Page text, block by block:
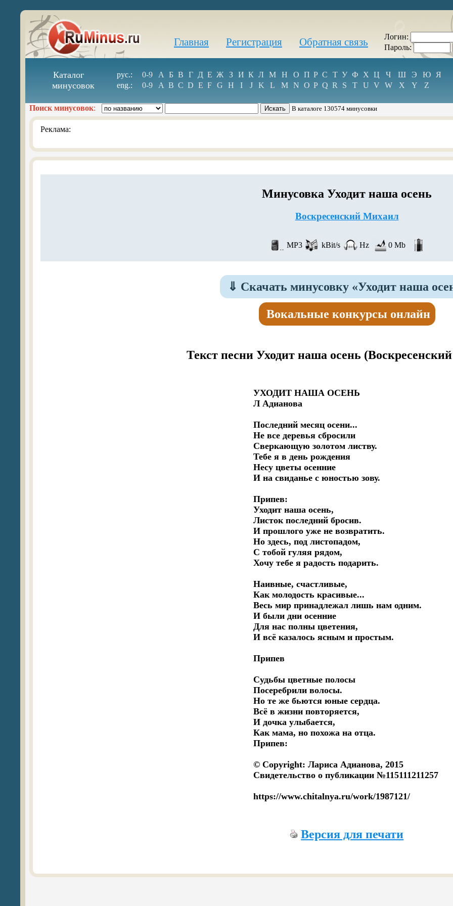
Главная Регистрация Обратная связь
Логин:
Пароль:
Каталог
минусовок
рус.: 0-9 А Б В Г Д Е Ж З И К Л М Н О П Р С Т У Ф Х Ц Ч Ш Э Ю Я
eng.:
0-9 A B C D E F G H I J K L M N O P Q R S T U V W X Y Z
Поиск минусовок: В каталоге 130574 минусовки
Реклама:
Минусовка Уходит наша осень
Воскресенский Михаил
MP3 kBit/s Hz 0 Mb
⇓ Скачать минусовку «Уходит наша
Вокальные конкурсы онлайн
Текст песни Уходит наша осень
УХОДИТ НАША ОСЕНЬ
Л Адианова
Последний месяц осени...
Не все деревья сбросили
Сверкающую золотом листву.
Тебе я в день рождения
Несу цветы осенние
И на свиданье с юностью зову.
Припев:
Уходит наша осень,
Листок последний бросив.
И прошлого уже не возвратить.
Но здесь, под листопадом,
С тобой гуляя рядом,
Хочу тебе я радость подарить.
Наивные, счастливые,
Как молодость красивые...
Весь мир принадлежал лишь нам одним.
И были дни осенние
Для нас полны цветения,
И всё казалось ясным и простым.
Припев
Судьбы цветные полосы
Посеребрили волосы.
Но те же бьются юные сердца.
Всё в жизни повторяется,
И дочка улыбается,
Как мама, но похожа на отца.
Припев:
© Copyright: Лариса Адианова, 2015
Свидетельство о публикации №115111211257
https://www.chitalnya.ru/work/1987121/
Версия для печати